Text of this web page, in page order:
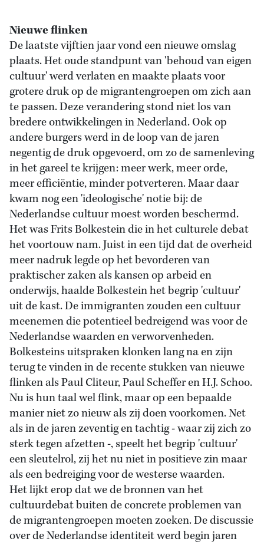
Nieuwe flinken
De laatste vijftien jaar vond een nieuwe omslag
plaats. Het oude standpunt van 'behoud van eigen
cultuur' werd verlaten en maakte plaats voor
grotere druk op de migrantengroepen om zich aan
te passen. Deze verandering stond niet los van
bredere ontwikkelingen in Nederland. Ook op
andere burgers werd in de loop van de jaren
negentig de druk opgevoerd, om zo de samenleving
in het gareel te krijgen: meer werk, meer orde,
meer efficiëntie, minder potverteren. Maar daar
kwam nog een 'ideologische' notie bij: de
Nederlandse cultuur moest worden beschermd.
Het was Frits Bolkestein die in het culturele debat
het voortouw nam. Juist in een tijd dat de overheid
meer nadruk legde op het bevorderen van
praktischer zaken als kansen op arbeid en
onderwijs, haalde Bolkestein het begrip 'cultuur'
uit de kast. De immigranten zouden een cultuur
meenemen die potentieel bedreigend was voor de
Nederlandse waarden en verworvenheden.
Bolkesteins uitspraken klonken lang na en zijn
terug te vinden in de recente stukken van nieuwe
flinken als Paul Cliteur, Paul Scheffer en H.J. Schoo.
Nu is hun taal wel flink, maar op een bepaalde
manier niet zo nieuw als zij doen voorkomen. Net
als in de jaren zeventig en tachtig - waar zij zich zo
sterk tegen afzetten -, speelt het begrip 'cultuur'
een sleutelrol, zij het nu niet in positieve zin maar
als een bedreiging voor de westerse waarden.
Het lijkt erop dat we de bronnen van het
cultuurdebat buiten de concrete problemen van
de migrantengroepen moeten zoeken. De discussie
over de Nederlandse identiteit werd begin jaren